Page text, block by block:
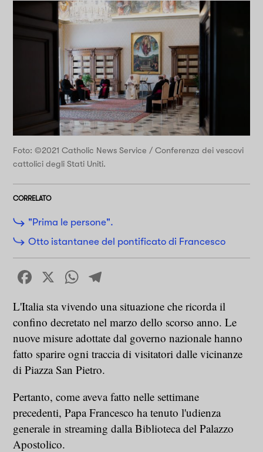
Foto: ©2021 Catholic News Service / Conferenza dei vescovi
cattolici degli Stati Uniti.
CORRELATO
"Prima le persone".
Otto istantanee del pontificato di Francesco
Facebook
X WhatsApp
L'Italia sta vivendo una situazione che ricorda il
confino decretato nel marzo dello scorso anno. Le
nuove misure adottate dal governo nazionale hanno
fatto sparire ogni traccia di visitatori dalle vicinanze
di Piazza San Pietro.
Pertanto, come aveva fatto nelle settimane
precedenti, Papa Francesco ha tenuto l'udienza
generale in streaming dalla Biblioteca del Palazzo
Apostolico.